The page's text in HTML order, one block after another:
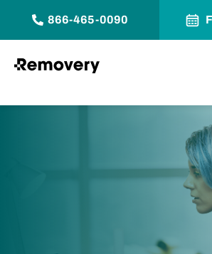
866-465-0090